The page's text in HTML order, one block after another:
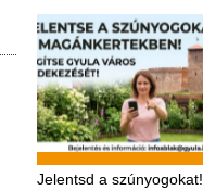
Jelentsd a szúnyogokat!